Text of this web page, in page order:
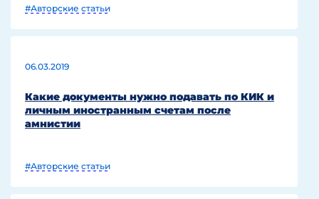
#Авторские статьи
06.03.2019
Какие документы нужно подавать по КИК и
личным иностранным счетам после
амнистии
#Авторские статьи